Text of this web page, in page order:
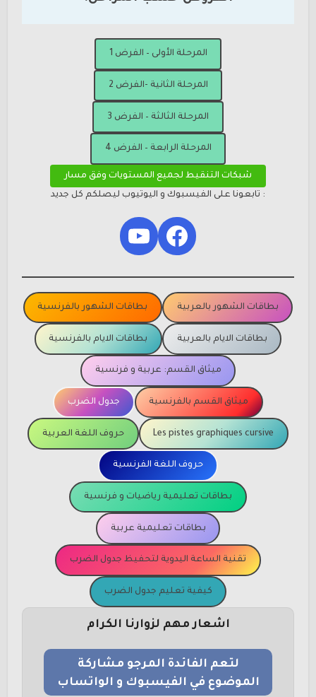
المرحلة الأولى – الفرض 1
المرحلة الثانية -الفرض 2
المرحلة الثالثة – الفرض 3
المرحلة الرابعة – الفرض 4
شبكات التنقيط لجميع المستويات وفق مسار
: تابعونا على الفيسبوك و اليوتيوب ليصلكم كل جديد
Facebook
YouTube
بطاقات الشهور بالعربية بطاقات الشهور بالفرنسية
بطاقات الايام بالعربية بطاقات الايام بالفرنسية
ميثاق القسم: عربية و فرنسية
ميثاق القسم بالفرنسية جدول الضرب
Les pistes graphiques cursive حروف اللغة العربية
حروف اللغة الفرنسية
بطاقات تعليمية رياضيات و فرنسية
بطاقات تعليمية عربية
تقنية الساعة اليدوية لتحفيظ جدول الضرب
كيفية تعليم جدول الضرب
لتعم الفائدة المرجو مشاركة
الموضوع في الفيسبوك و الواتساب